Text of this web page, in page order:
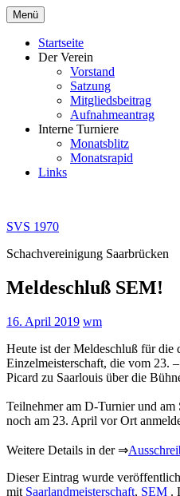
Zum
Inhalt
springen
Menü
Startseite
Der Verein
Vorstand
Satzung
Mitgliedsbeitrag
Aufnahmeantrag
Interne Turniere
Monatsblitz
Monatsrapid
Links
SVS 1970
Schachvereinigung Saarbrücken
Meldeschluß SEM!
16. April 2019 wm
Heute ist der Meldeschluß für die
Einzelmeisterschaft, die vom 23.
Picard zu Saarlouis über die
Teilnehmer am D-Turnier und am
noch am 23. April vor Ort
Weitere Details in der ⇒
Dieser Eintrag wurde
mit Saarlandmeisterschaft, SEM .